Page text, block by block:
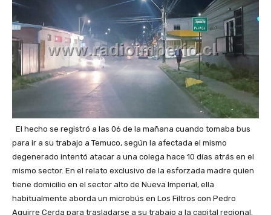
El hecho se registró a las 06 de la mañana cuando tomaba bus
para ir a su trabajo a Temuco, según la afectada el mismo
degenerado intentó atacar a una colega hace 10 días atrás en el
mismo sector. En el relato exclusivo de la esforzada madre quien
tiene domicilio en el sector alto de Nueva Imperial, ella
habitualmente aborda un microbús en Los Filtros con Pedro
Aguirre Cerda para trasladarse a su trabajo a la capital regional.